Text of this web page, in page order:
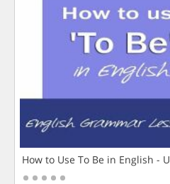
How to Use To Be in English -